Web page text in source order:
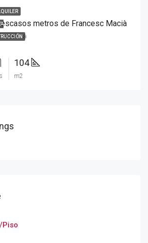
metros de Francesc Macià
104
m2
Piso